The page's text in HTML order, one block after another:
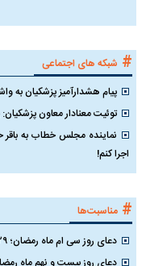
# شبکه های اجتماعی
پیام هشدارآمیز پزشکیان به
توئیت معنادار معاون
نماینده مجلس خطاب به
اجرا کنم!
# مناسبت‌ها
دعای روز سی ام ماه رمضان؛ ۲۹ اسفند ۱۴۰۴
دعای روز بیست و نهم ماه رمضان؛ ۲۸